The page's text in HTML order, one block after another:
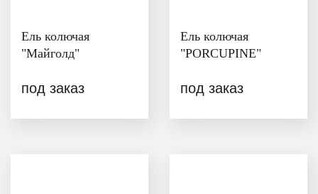
Ель колючая
"Майголд"
под заказ
Ель колючая
"PORCUPINE"
под заказ